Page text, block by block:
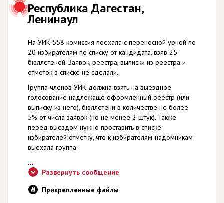
Республика Дагестан,
Ленинаул
На УИК 558 комиссия поехала с переносной урной по
20 избирателям по списку от кандидата, взяв 25
бюллетеней. Заявок, реестра, выписки из реестра и
отметок в списке не сделали.
Группа членов УИК должна взять на выездное
голосование надлежаще оформленный реестр (или
выписку из него), бюллетени в количестве не более
5% от числа заявок (но не менее 2 штук). Также
перед выездом нужно проставить в списке
избирателей отметку, что к избирателям-надомникам
выехала группа.
...
Развернуть сообщение
Прикрепленные файлы